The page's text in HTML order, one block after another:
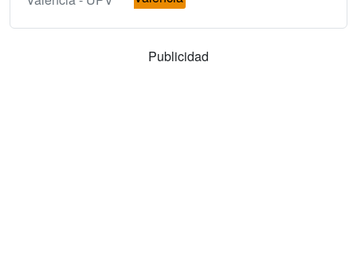
Publicidad